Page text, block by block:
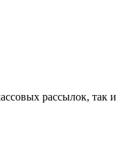
рассылок, так и